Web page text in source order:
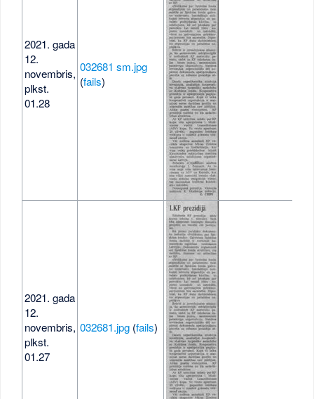
2021. gada
12.
novembris,
plkst.
01.28
032681 sm.jpg
(fails)
2021. gada
12.
novembris,
plkst.
01.27
032681.jpg(fails)